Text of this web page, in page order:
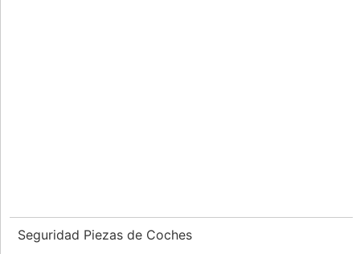
Seguridad Piezas de Coches